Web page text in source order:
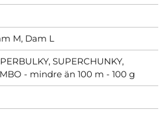
M, Dam L
SUPERCHUNKY,
- mindre än 100 m - 100 g